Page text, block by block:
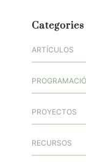
Categories
ARTÍCULOS
PROYECTOS
RECURSOS